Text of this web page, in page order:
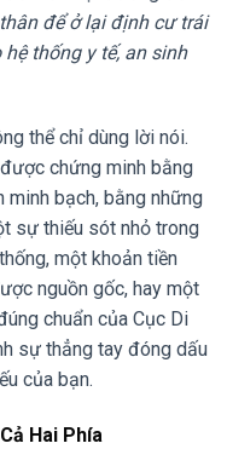
để ở lại định cư trái
thống y tế, an sinh
thể chỉ dùng lời nói.
chứng minh bằng
bạch, bằng những
sự thiếu sót nhỏ trong
một khoản tiền
nguồn gốc, hay một
chuẩn của Cục Di
sự thẳng tay đóng dấu
của bạn.
Hai Phía